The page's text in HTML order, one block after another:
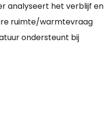
analyseert het verblijf en
ruimte/warmtevraag
ondersteunt bij